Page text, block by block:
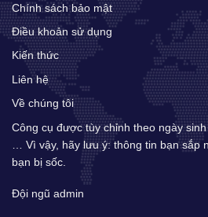
Chính sách bảo mật
Điều khoản sử dụng
Kiến thức
Liên hệ
Về chúng tôi
Công cụ được tùy chỉnh theo ngày
… Vì vậy, hãy lưu ý: thông tin bạn sắp
bạn bị sốc.
Đội ngũ admin